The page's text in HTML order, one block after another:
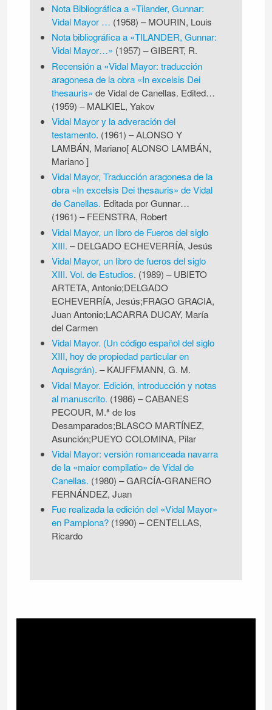
Nota Bibliográfica a «Tilander, Gunnar:
Vidal Mayor … (1958) –MOURIN, Louis
Nota bibliográfica a «TILANDER, Gunnar:
Vidal Mayor…» (1957) –GIBERT, R.
Recensión a «Vidal Mayor: traducción
aragonesa de la obra «In excelsis Dei
thesauris» de Vidal de Canellas. Edited…
(1959) –MALKIEL, Yakov
Vidal Mayor y la adveración del
testamento. (1961) –ALONSO Y
LAMBÁN, Mariano[ ALONSO LAMBÁN,
Mariano ]
Vidal Mayor, Traducción aragonesa de la
obra «In excelsis Dei thesauris» de Vidal
de Canellas. Editada por Gunnar…
(1961) –FEENSTRA, Robert
Vidal Mayor, un libro de Fueros del siglo
XIII. – DELGADO ECHEVERRÍA, Jesús
Vidal Mayor, un libro de fueros del siglo
XIII. Vol. de Estudios. (1989) – UBIETO
ARTETA, Antonio;DELGADO
ECHEVERRÍA, Jesús;FRAGO GRACIA,
Juan Antonio;LACARRA DUCAY, María
del Carmen
Vidal Mayor. (Un código español del siglo
XIII, hoy de propiedad particular en
Aquisgrán). –KAUFFMANN, G. M.
Vidal Mayor. Edición, introducción y notas
al manuscrito. (1986) – CABANES
PECOUR, M.ª de los
Desamparados;BLASCO MARTÍNEZ,
Asunción;PUEYO COLOMINA, Pilar
Vidal Mayor: versión romanceada navarra
de la «maior compilatio» de Vidal de
Canellas. (1980) – GARCÍA-GRANERO
FERNÁNDEZ, Juan
Fue realizada la edición del «Vidal Mayor»
en Pamplona? (1990) – CENTELLAS,
Ricardo